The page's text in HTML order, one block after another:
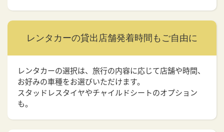
レンタカーの貸出店舗発着時間もご自由に
レンタカーの選択は、旅行の内容に応じて店舗や時間、
お好みの車種をお選びいただけます。
スタッドレスタイヤやチャイルドシートのオプション
も。